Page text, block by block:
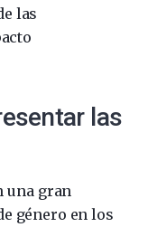
las
las
una gran
género en los